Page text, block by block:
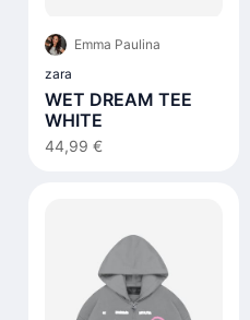
Emma Paulina
zara
WET DREAM TEE
WHITE
44,99 €